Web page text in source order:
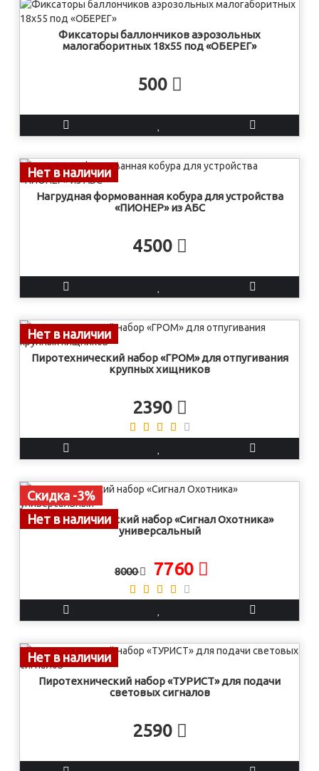
Фиксаторы баллончиков аэрозольных
малогаборитных 18х55 под «ОБЕРЕГ»
500
Нет в наличии
Нагрудная формованная кобура для устройства
«ПИОНЕР» из АБС
4500
Нет в наличии
Пиротехнический набор «ГРОМ» для отпугивания
крупных хищников
2390
Скидка -3%
Нет в наличии
Пиротехнический набор «Сигнал Охотника»
универсальный
8000 7760
Нет в наличии
Пиротехнический набор «ТУРИСТ» для подачи
световых сигналов
2590